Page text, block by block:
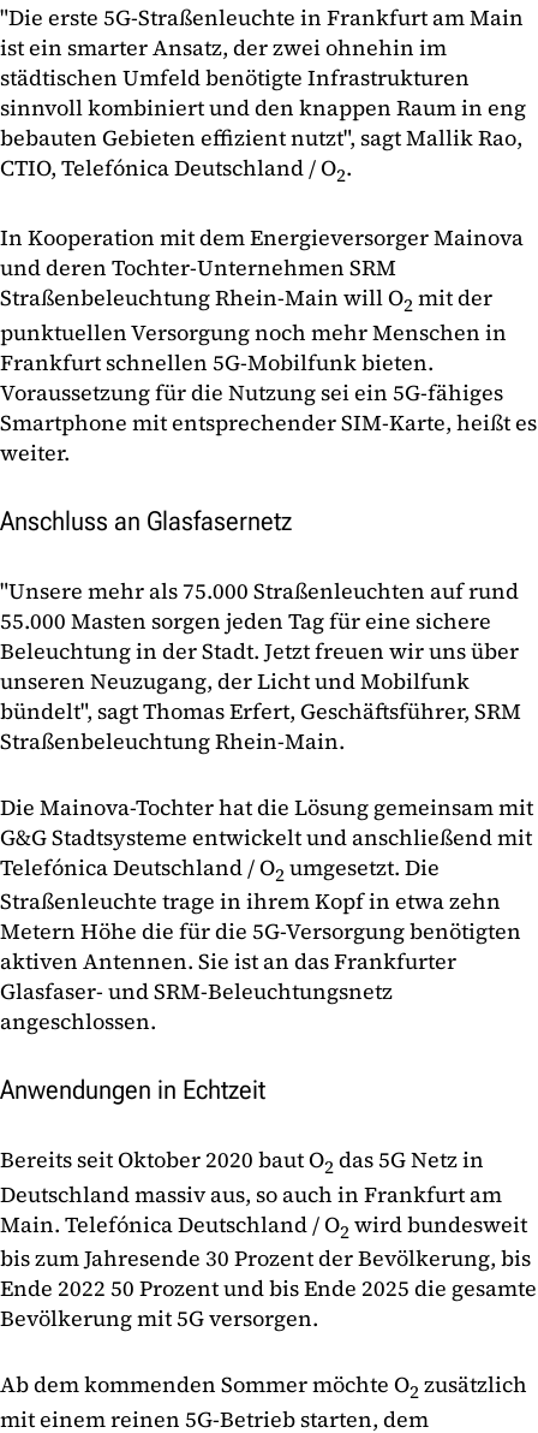
"Die erste 5G-Straßenleuchte in Frankfurt am Main
ist ein smarter Ansatz, der zwei ohnehin im
städtischen Umfeld benötigte Infrastrukturen
sinnvoll kombiniert und den knappen Raum in eng
bebauten Gebieten effizient nutzt", sagt Mallik Rao,
CTIO, Telefónica Deutschland / O2.
In Kooperation mit dem Energieversorger Mainova
und deren Tochter-Unternehmen SRM
Straßenbeleuchtung Rhein-Main will O2mit der
punktuellen Versorgung noch mehr Menschen in
Frankfurt schnellen 5G-Mobilfunk bieten.
Voraussetzung für die Nutzung sei ein 5G-fähiges
Smartphone mit entsprechender SIM-Karte, heißt es
weiter.
Anschluss an Glasfasernetz
"Unsere mehr als 75.000 Straßenleuchten auf rund
55.000 Masten sorgen jeden Tag für eine sichere
Beleuchtung in der Stadt. Jetzt freuen wir uns über
unseren Neuzugang, der Licht und Mobilfunk
bündelt", sagt Thomas Erfert, Geschäftsführer, SRM
Straßenbeleuchtung Rhein-Main.
Die Mainova-Tochter hat die Lösung gemeinsam mit
G&G Stadtsysteme entwickelt und anschließend mit
Telefónica Deutschland / O2umgesetzt. Die
Straßenleuchte trage in ihrem Kopf in etwa zehn
Metern Höhe die für die 5G-Versorgung benötigten
aktiven Antennen. Sie ist an das Frankfurter
Glasfaser- und SRM-Beleuchtungsnetz
angeschlossen.
Anwendungen in Echtzeit
Bereits seit Oktober 2020 baut O2das 5G Netz in
Deutschland massiv aus, so auch in Frankfurt am
Main. Telefónica Deutschland / O2wird bundesweit
bis zum Jahresende 30 Prozent der Bevölkerung, bis
Ende 2022 50 Prozent und bis Ende 2025 die gesamte
Bevölkerung mit 5G versorgen.
Ab dem kommenden Sommer möchte O2zusätzlich
mit einem reinen 5G-Betrieb starten, dem